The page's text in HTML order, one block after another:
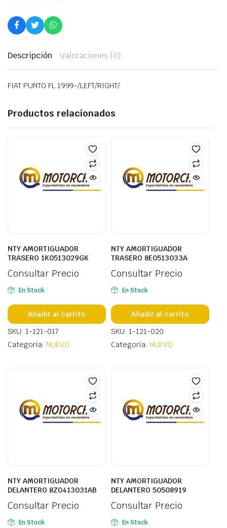
Descripción Valoraciones (0)
FIAT PUNTO FL 1999-/LEFT/RIGHT/
Productos relacionados
NTY AMORTIGUADOR
TRASERO 1K0513029GK
Consultar Precio
En Stock
Añadir al carrito
SKU: 1-121-017
Categoría: NUEVO
NTY AMORTIGUADOR
TRASERO 8E0513033A
Consultar Precio
En Stock
Añadir al carrito
SKU: 1-121-020
Categoría: NUEVO
NTY AMORTIGUADOR
DELANTERO 8Z0413031AB
Consultar Precio
En Stock
NTY AMORTIGUADOR
DELANTERO 50508919
Consultar Precio
En Stock